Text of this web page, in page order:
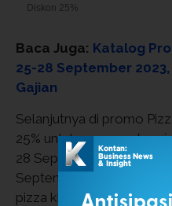
Diskon 25%
Baca Juga: Katalog
25-28 September
Gajian
Selanjutnya di promo
25% untukpan regular
28 September 2023. Di
September ini juga
pizza khususdine in.